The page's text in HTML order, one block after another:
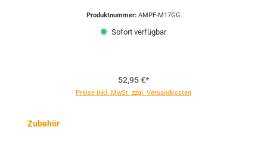
Produktnummer: AMPF-M17GG
Sofort verfügbar
52,95 €*
Preise inkl. MwSt. zzgl. Versandkosten
Produktgalerie überspringen
Zubehör